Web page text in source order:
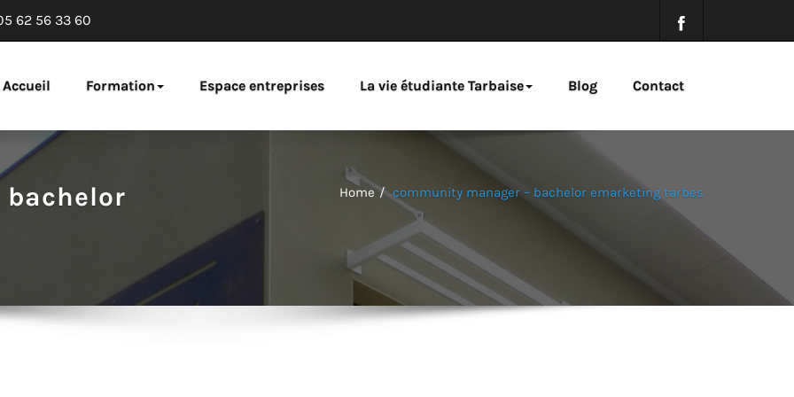
62 56 33 60
de Tarbes
Accueil Formation Espace entreprises La vie étudiante Tarbaise Blog Contact
Home community manager – bachelor emarketing tarbes